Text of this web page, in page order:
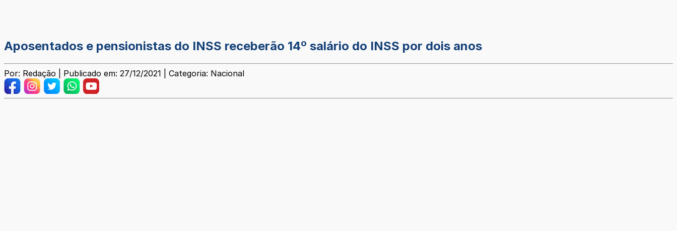
Aposentados e pensionistas do INSS receberão 14º salário do INSS por dois anos
Por: Redação | Publicado em: 27/12/2021 | Categoria: Nacional